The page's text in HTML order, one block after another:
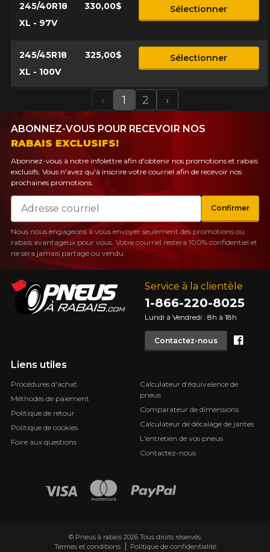
245/40R18
XL - 97V
330,00$ Sélectionner
245/45R18
XL - 100V
325,00$ Sélectionner
Previous
‹ 1 2 Next
›
Service à la clientèle
1-866-220-8025
Lundi à Vendredi : 8h à 18h
Contactez-nous
Liens utiles
Procédures d'achat
Méthodes de paiement
Politique de retour
Politique de cookies
Foire aux questions
Calculateur d'équivalence de
pneus
Comparateur de dimensions
Calculateur de décalage de jantes
L'entretien de vos pneus
Contactez-nous
ABONNEZ-VOUS POUR RECEVOIR NOS
RABAIS EXCLUSIFS!
Abonnez-vous à notre infolettre afin d'obtenir nos promotions et rabais
exclusifs. Vous n'avez qu'à inscrire votre courriel afin de recevoir nos
prochaines promotions.
Courriel
Confirmer
Nous nous engageons à vous envoyer seulement des promotions ou
rabais avantageux pour vous. Votre courriel restera 100% confidentiel et
ne sera jamais partagé ou vendu.
© Pneus à rabais 2026 Tous droits réservés.
Termes et conditions
Politique de confidentialité